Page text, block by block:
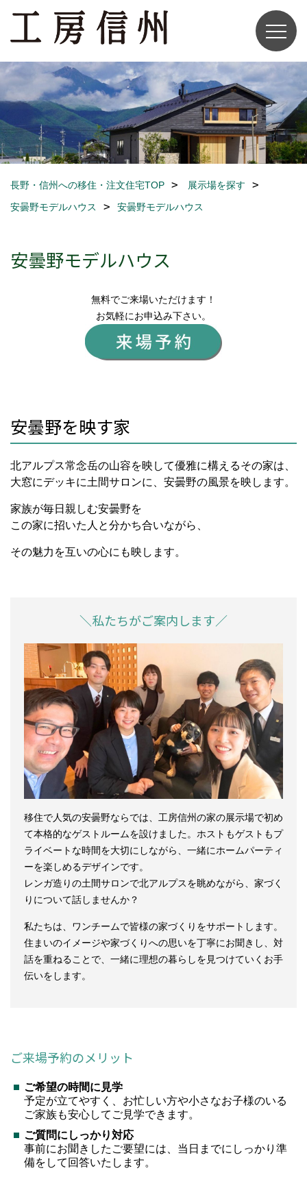
長野・信州への移住・注文住宅TOP
展示場を探す
安曇野モデルハウス
安曇野モデルハウス
安曇野モデルハウス
無料でご来場いただけます！
お気軽にお申込み下さい。
安曇野を映す家
北アルプス常念岳の山容を映して優雅に構えるその家は、
大窓にデッキに土間サロンに、安曇野の風景を映します。
家族が毎日親しむ安曇野を
この家に招いた人と分かち合いながら、
その魅力を互いの心にも映します。
＼私たちがご案内します／
移住で人気の安曇野ならでは、工房信州の家の展示場で初め
て本格的なゲストルームを設けました。ホストもゲストもプ
ライベートな時間を大切にしながら、一緒にホームパーティ
ーを楽しめるデザインです。
レンガ造りの土間サロンで北アルプスを眺めながら、家づく
りについて話しませんか？
私たちは、ワンチームで皆様の家づくりをサポートします。
住まいのイメージや家づくりへの思いを丁寧にお聞きし、対
話を重ねることで、一緒に理想の暮らしを見つけていくお手
伝いをします。
ご来場予約のメリット
ご希望の時間に見学
予定が立てやすく、お忙しい方や小さなお子様のいる
ご家族も安心してご見学できます。
ご質問にしっかり対応
事前にお聞きしたご要望には、当日までにしっかり準
備をして回答いたします。